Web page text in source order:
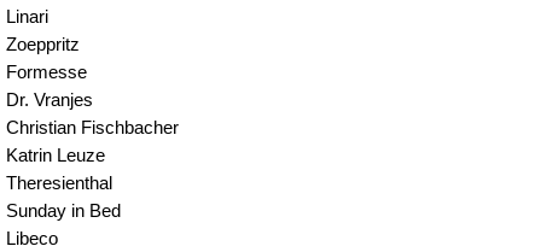
Linari
Zoeppritz
Formesse
Dr. Vranjes
Christian Fischbacher
Katrin Leuze
Theresienthal
Sunday in Bed
Libeco